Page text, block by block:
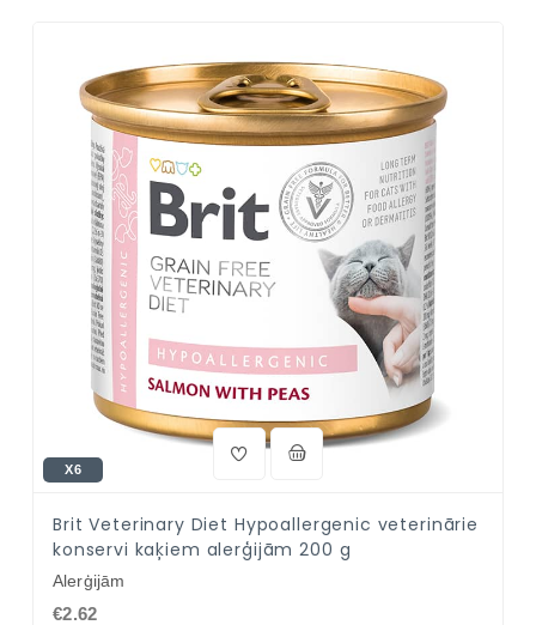
X6
Brit Veterinary Diet Hypoallergenic veterinārie
konservi kaķiem alerģijām 200 g
Alerģijām
€2.62